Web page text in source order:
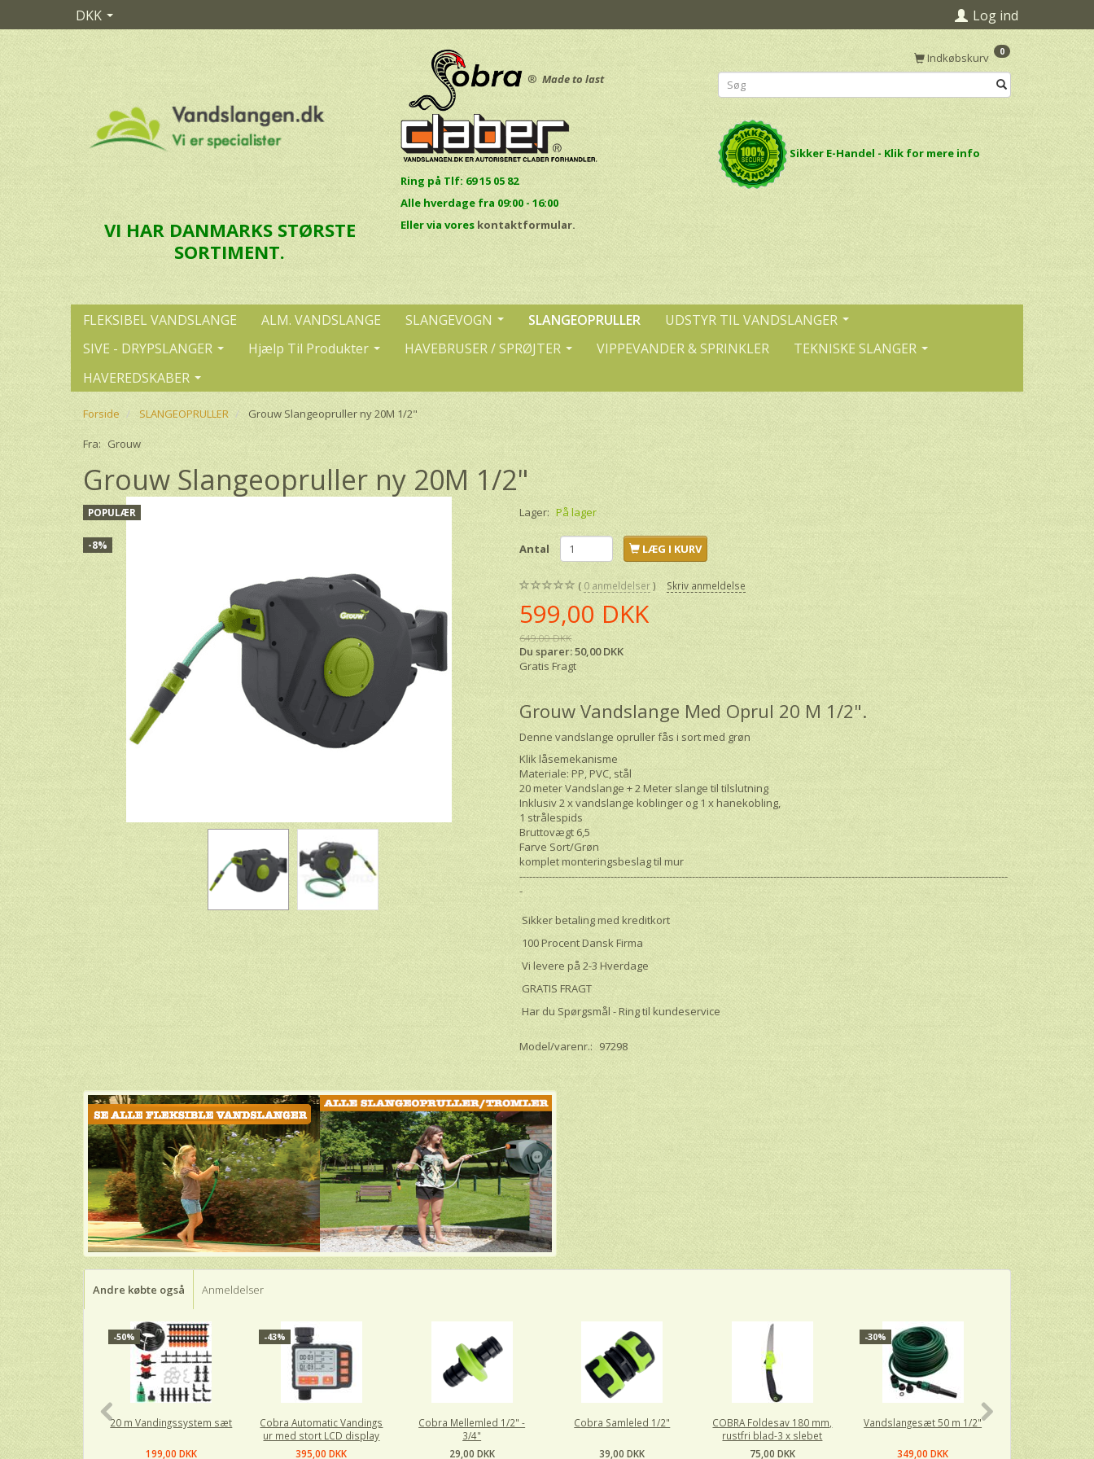
DKK Log ind
VI HAR DANMARKS STØRSTE
SORTIMENT.
® Made to last
Ring på Tlf: 69 15 05 82
Alle hverdage fra 09:00 - 16:00
Eller via vores kontaktformular.
Indkøbskurv 0
Sikker E-Handel - Klik for mere info
FLEKSIBEL VANDSLANGE ALM. VANDSLANGE SLANGEVOGN SLANGEOPRULLER
UDSTYR TIL VANDSLANGER
SIVE - DRYPSLANGER
Hjælp Til Produkter HAVEBRUSER / SPRØJTER VIPPEVANDER & SPRINKLER
TEKNISKE SLANGER
HAVEREDSKABER
Forside SLANGEOPRULLER Grouw Slangeopruller ny 20M 1/2"
Fra: Grouw
Grouw Slangeopruller ny 20M 1/2"
POPULÆR
-8%
Lager: På lager
Antal LÆG I KURV
0 anmeldelser Skriv anmeldelse
599,00 DKK
649,00 DKK
Du sparer:50,00 DKK
Gratis Fragt
Grouw Vandslange Med Oprul 20 M 1/2".
Denne vandslange opruller fås i sort med grøn
Klik låsemekanisme
Materiale: PP, PVC, stål
20 meter Vandslange + 2 Meter slange til tilslutning
Inklusiv 2 x vandslange koblinger og 1 x hanekobling,
1 strålespids
Bruttovægt6,5
Farve Sort/Grøn
komplet monteringsbeslag til mur
------------------------------------------------------------------------------------------------------------------------------------------------------
-
Sikker betaling med kreditkort
100 Procent Dansk Firma
Vi levere på 2-3 Hverdage
GRATIS FRAGT
Har du Spørgsmål - Ring til kundeservice
Model/varenr.: 97298
Andre købte også Anmeldelser
-50%
20 m Vandingssystem sæt
199,00 DKK
-43%
Cobra Automatic Vandings
ur med stort LCD display
395,00 DKK
Cobra Mellemled 1/2" -
3/4"
29,00 DKK
Cobra Samleled 1/2"
39,00 DKK
COBRA Foldesav 180 mm,
rustfri blad-3 x slebet
75,00 DKK
-30%
Vandslangesæt 50 m 1/2"
349,00 DKK
m/ 40 m 1/2"
1.199,00